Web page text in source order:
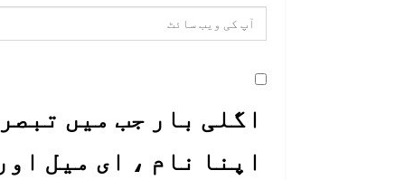
اگلی بار جب میں
اپنا نام ، ای میل